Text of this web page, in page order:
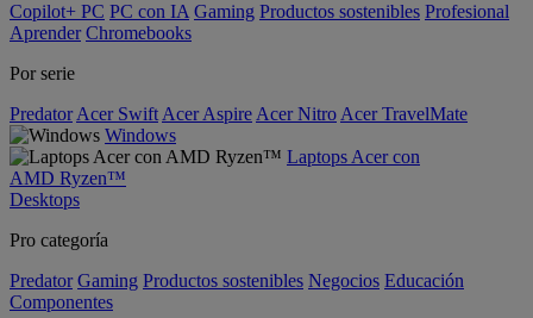
Copilot+ PC PC con IA Gaming Productos sostenibles Profesional
Aprender Chromebooks
Por serie
Predator Acer Swift Acer Aspire Acer Nitro Acer TravelMate
Windows
Laptops Acer con
AMD Ryzen™
Desktops
Pro categoría
Predator Gaming Productos sostenibles Negocios Educación
Componentes